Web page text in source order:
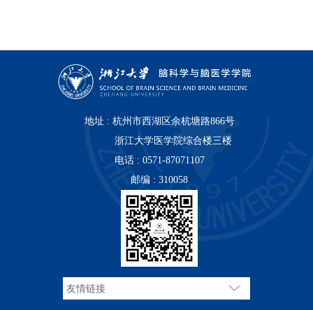
地址 : 杭州市西湖区余杭塘路866号
浙江大学医学院综合楼三楼
电话 : 0571-87071107
邮编 : 310058